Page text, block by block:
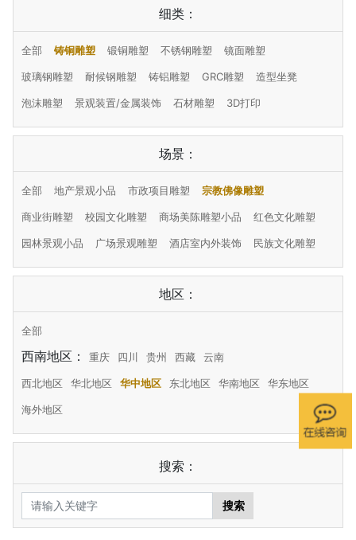
细类：
全部 铸铜雕塑 锻铜雕塑 不锈钢雕塑 镜面雕塑
玻璃钢雕塑 耐候钢雕塑 铸铝雕塑 GRC雕塑 造型坐凳
泡沫雕塑 景观装置/金属装饰 石材雕塑 3D打印
场景：
全部 地产景观小品 市政项目雕塑 宗教佛像雕塑
商业街雕塑 校园文化雕塑 商场美陈雕塑小品 红色文化雕塑
园林景观小品 广场景观雕塑 酒店室内外装饰 民族文化雕塑
地区：
全部
西南地区： 重庆 四川 贵州 西藏 云南
西北地区 华北地区 华中地区 东北地区 华南地区 华东地区
海外地区
搜索：
搜索